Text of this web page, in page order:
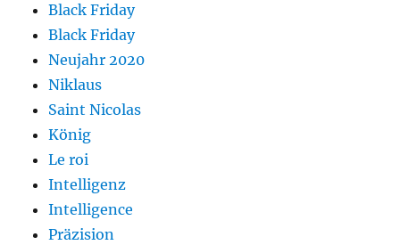
Black Friday
Black Friday
Neujahr 2020
Niklaus
Saint Nicolas
König
Le roi
Intelligenz
Intelligence
Präzision